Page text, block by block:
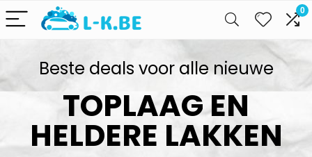
0
Beste deals voor alle nieuwe
TOPLAAG EN
HELDERE LAKKEN